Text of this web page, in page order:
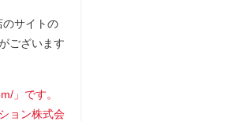
のサイトの
ございます
」です。
ョン株式会